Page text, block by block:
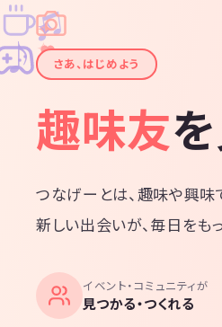
✦
✦
✧
✧
♪
♫
さあ、はじめよう
趣味友
つなげーとは、趣味や興味
新しい出会いが、毎日をも
イベント・コミュニティが
見つかる・つくれる